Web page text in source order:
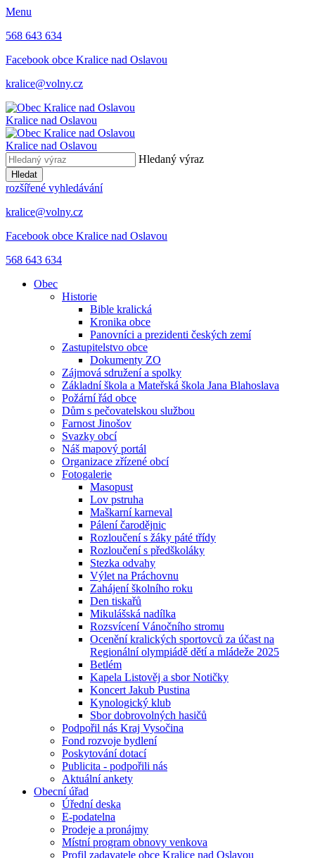
Menu
568 643 634
Facebook obce Kralice nad Oslavou
kralice@volny.cz
Kralice nad Oslavou
Kralice nad Oslavou
Hledaný výraz
Hledat
rozšířené vyhledávání
kralice@volny.cz
Facebook obce Kralice nad Oslavou
568 643 634
Obec
Historie
Bible kralická
Kronika obce
Panovníci a prezidenti českých zemí
Zastupitelstvo obce
Dokumenty ZO
Zájmová sdružení a spolky
Základní škola a Mateřská škola Jana Blahoslava
Požární řád obce
Dům s pečovatelskou službou
Farnost Jinošov
Svazky obcí
Náš mapový portál
Organizace zřízené obcí
Fotogalerie
Masopust
Lov pstruha
Maškarní karneval
Pálení čarodějnic
Rozloučení s žáky páté třídy
Rozloučení s předškoláky
Stezka odvahy
Výlet na Práchovnu
Zahájení školního roku
Den tiskařů
Mikulášská nadílka
Rozsvícení Vánočního stromu
Ocenění kralických sportovců za účast na
Regionální olympiádě dětí a mládeže 2025
Betlém
Kapela Listověj a sbor Notičky
Koncert Jakub Pustina
Kynologický klub
Sbor dobrovolných hasičů
Podpořil nás Kraj Vysočina
Fond rozvoje bydlení
Poskytování dotací
Publicita - podpořili nás
Aktuální ankety
Obecní úřad
Úřední deska
E-podatelna
Prodeje a pronájmy
Místní program obnovy venkova
Profil zadavatele obce Kralice nad Oslavou